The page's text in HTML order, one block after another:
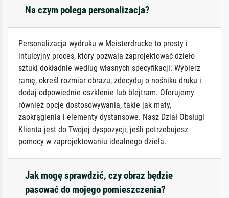
Na czym polega personalizacja?
Personalizacja wydruku w Meisterdrucke to prosty i
intuicyjny proces, który pozwala zaprojektować dzieło
sztuki dokładnie według własnych specyfikacji: Wybierz
ramę, określ rozmiar obrazu, zdecyduj o nośniku druku i
dodaj odpowiednie oszklenie lub blejtram. Oferujemy
również opcje dostosowywania, takie jak maty,
zaokrąglenia i elementy dystansowe. Nasz Dział Obsługi
Klienta jest do Twojej dyspozycji, jeśli potrzebujesz
pomocy w zaprojektowaniu idealnego dzieła.
Jak mogę sprawdzić, czy obraz będzie
pasować do mojego pomieszczenia?